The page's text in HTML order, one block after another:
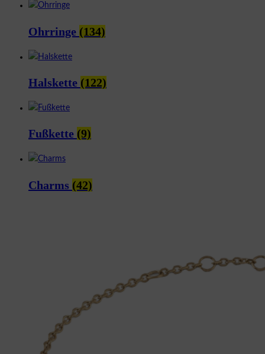
Ohrringe (134)
Halskette (122)
Fußkette (9)
Charms (42)